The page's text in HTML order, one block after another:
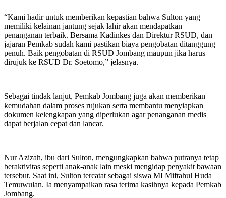
“Kami hadir untuk memberikan kepastian bahwa Sulton yang
memiliki kelainan jantung sejak lahir akan mendapatkan
penanganan terbaik. Bersama Kadinkes dan Direktur RSUD, dan
jajaran Pemkab sudah kami pastikan biaya pengobatan ditanggung
penuh. Baik pengobatan di RSUD Jombang maupun jika harus
dirujuk ke RSUD Dr. Soetomo,” jelasnya.
Sebagai tindak lanjut, Pemkab Jombang juga akan memberikan
kemudahan dalam proses rujukan serta membantu menyiapkan
dokumen kelengkapan yang diperlukan agar penanganan medis
dapat berjalan cepat dan lancar.
Nur Azizah, ibu dari Sulton, mengungkapkan bahwa putranya tetap
beraktivitas seperti anak-anak lain meski mengidap penyakit bawaan
tersebut. Saat ini, Sulton tercatat sebagai siswa MI Miftahul Huda
Temuwulan. Ia menyampaikan rasa terima kasihnya kepada Pemkab
Jombang.